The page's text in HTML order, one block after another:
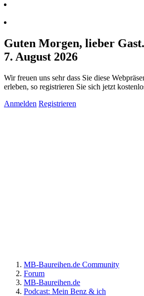
Guten Morgen, lieber
7. August 2026
Wir freuen uns sehr dass Sie diese
erleben, so registrieren Sie sich jetzt
Anmelden Registrieren
MB-Baureihen.de Community
Forum
MB-Baureihen.de
Podcast: Mein Benz & ich